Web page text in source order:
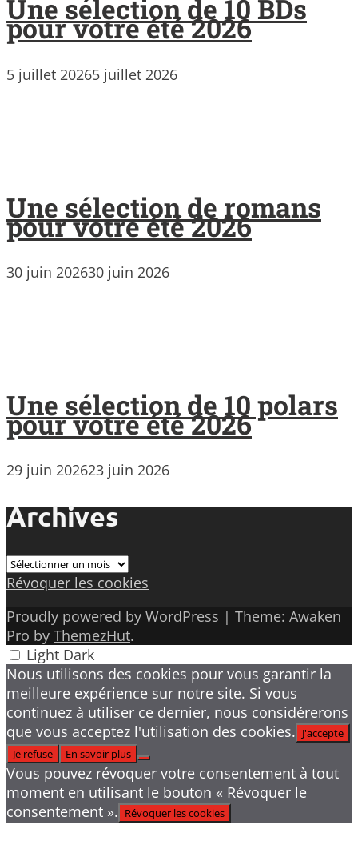
Une sélection de 10 BDs
pour votre été 2026
5 juillet 20265 juillet 2026
Une sélection de romans
pour votre été 2026
30 juin 202630 juin 2026
Une sélection de 10 polars
pour votre été 2026
29 juin 202623 juin 2026
Archives
Archives
Révoquer les cookies
Proudly powered by WordPress | Theme: Awaken
Pro by ThemezHut.
Light Dark
Nous utilisons des cookies pour vous garantir la
meilleure expérience sur notre site. Si vous
continuez à utiliser ce dernier, nous considérerons
que vous acceptez l'utilisation des cookies. J'accepte
Je refuse
En savoir plus
Vous pouvez révoquer votre consentement à tout
moment en utilisant le bouton « Révoquer le
consentement ». Révoquer les cookies